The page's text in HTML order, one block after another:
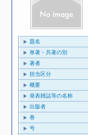
題名
単著・共著の別
著者
担当区分
概要
発表雑誌等の名称
出版者
巻
号